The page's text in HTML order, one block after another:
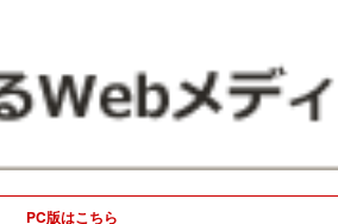
PC版はこちら